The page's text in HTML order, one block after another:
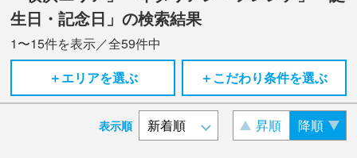
生日・記念日」の検索結果
1〜15件を表示／全59件中
＋エリアを選ぶ
＋こだわり条件を選ぶ
表示順 昇順 降順